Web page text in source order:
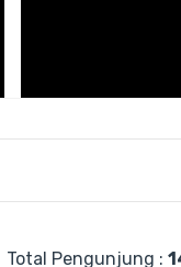
Total Pengunjung :